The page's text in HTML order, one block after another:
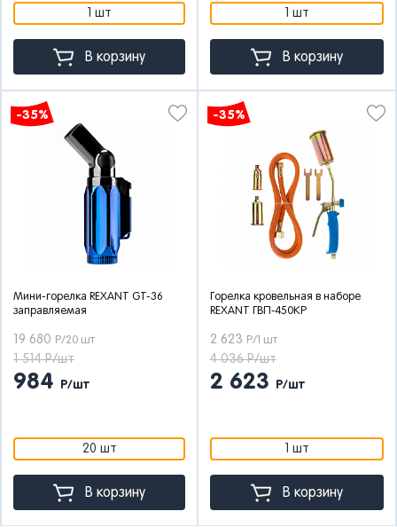
1 шт
В корзину
1 шт
В корзину
-35%
Мини-горелка REXANT GT-36
заправляемая
19 680 Р/20 шт
1 514 Р/шт
984 Р/шт
20 шт
В корзину
-35%
Горелка кровельная в наборе
REXANT ГВП-450КР
2 623 Р/1 шт
4 036 Р/шт
2 623 Р/шт
1 шт
В корзину